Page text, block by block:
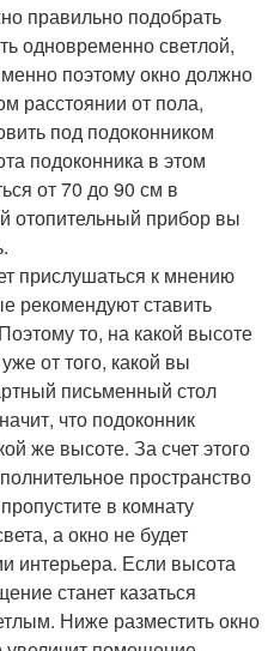
правильно подобрать
одновременно светлой,
поэтому окно должно
расстоянии от пола,
под подоконником
подоконника в этом
от 70 до 90 см в
отопительный прибор вы
прислушаться к мнению
рекомендуют ставить
то, на какой высоте
от того, какой вы
письменный стол
что подоконник
же высоте. За счет этого
пространство
в комнату
а окно не будет
интерьера. Если высота
станет казаться
Ниже разместить окно